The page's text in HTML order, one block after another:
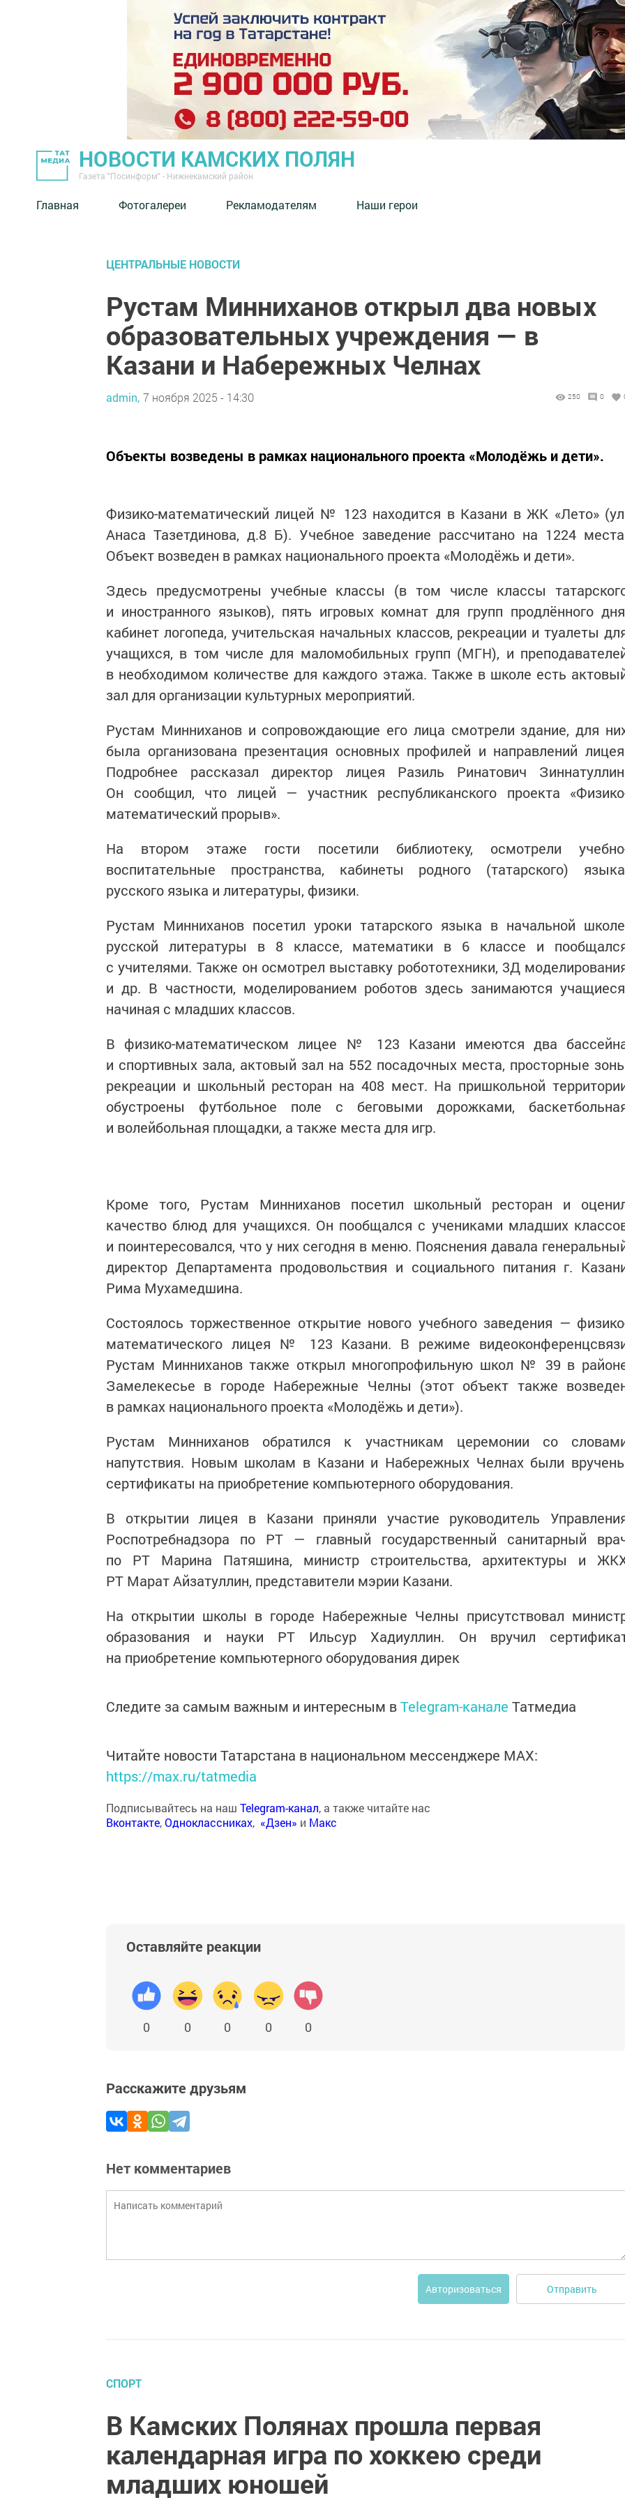
НОВОСТИ КАМСКИХ ПОЛЯН
Газета "Посинформ" - Нижнекамский район
Главная Фотогалереи Рекламодателям Наши герои
ЦЕНТРАЛЬНЫЕ НОВОСТИ
Рустам Минниханов открыл два новых
образовательных учреждения — в
Казани и Набережных Челнах
admin, 7 ноября 2025 - 14:30 250 0
Объекты возведены в рамках национального проекта «Молодёжь и дети».
Физико-математический лицей № 123 находится в Казани в ЖК «Лето»
Анаса Тазетдинова, д.8 Б). Учебное заведение рассчитано на 1224
Объект возведен в рамках национального проекта «Молодёжь и дети».
Здесь предусмотрены учебные классы (в том числе классы
и иностранного языков), пять игровых комнат для групп продлённого
кабинет логопеда, учительская начальных классов, рекреации и туалеты
учащихся, в том числе для маломобильных групп (МГН), и
в необходимом количестве для каждого этажа. Также в школе есть
зал для организации культурных мероприятий.
Рустам Минниханов и сопровождающие его лица смотрели здание, для
была организована презентация основных профилей и направлений
Подробнее рассказал директор лицея Разиль Ринатович
Он сообщил, что лицей — участник республиканского проекта
математический прорыв».
На втором этаже гости посетили библиотеку, осмотрели
воспитательные пространства, кабинеты родного (татарского)
русского языка и литературы, физики.
Рустам Минниханов посетил уроки татарского языка в начальной
русской литературы в 8 классе, математики в 6 классе и
с учителями. Также он осмотрел выставку робототехники, 3Д
и др. В частности, моделированием роботов здесь занимаются
начиная с младших классов.
В физико-математическом лицее № 123 Казани имеются два
и спортивных зала, актовый зал на 552 посадочных места, просторные
рекреации и школьный ресторан на 408 мест. На пришкольной
обустроены футбольное поле с беговыми дорожками,
и волейбольная площадки, а также места для игр.
Кроме того, Рустам Минниханов посетил школьный ресторан и
качество блюд для учащихся. Он пообщался с учениками младших
и поинтересовался, что у них сегодня в меню. Пояснения давала
директор Департамента продовольствия и социального питания г.
Рима Мухамедшина.
Состоялось торжественное открытие нового учебного заведения —
математического лицея № 123 Казани. В режиме
Рустам Минниханов также открыл многопрофильную школ № 39 в
Замелекесье в городе Набережные Челны (этот объект также
в рамках национального проекта «Молодёжь и дети»).
Рустам Минниханов обратился к участникам церемонии со
напутствия. Новым школам в Казани и Набережных Челнах были
сертификаты на приобретение компьютерного оборудования.
В открытии лицея в Казани приняли участие руководитель
Роспотребнадзора по РТ — главный государственный санитарный
по РТ Марина Патяшина, министр строительства, архитектуры и
РТ Марат Айзатуллин, представители мэрии Казани.
На открытии школы в городе Набережные Челны присутствовал
образования и науки РТ Ильсур Хадиуллин. Он вручил
на приобретение компьютерного оборудования дирек
Следите за самым важным и интересным вTelegram-канале Татмедиа
Читайте новости Татарстана в национальном мессенджере MАХ:
https://max.ru/tatmedia
Подписывайтесь на наш Telegram-канал, а также читайте нас
Вконтакте,Одноклассниках, «Дзен» и Макс
Оставляйте реакции
0 0 0 0 0
Расскажите друзьям
Нет комментариев
Авторизоваться Отправить
СПОРТ
В Камских Полянах прошла первая
календарная игра по хоккею среди
младших юношей